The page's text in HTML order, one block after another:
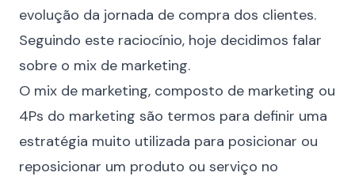
evolução da jornada de compra dos clientes.
Seguindo este raciocínio, hoje decidimos falar
sobre o mix de marketing.
O mix de marketing, composto de marketing ou
4Ps do marketing são termos para definir uma
estratégia muito utilizada para posicionar ou
reposicionar um produto ou serviço no